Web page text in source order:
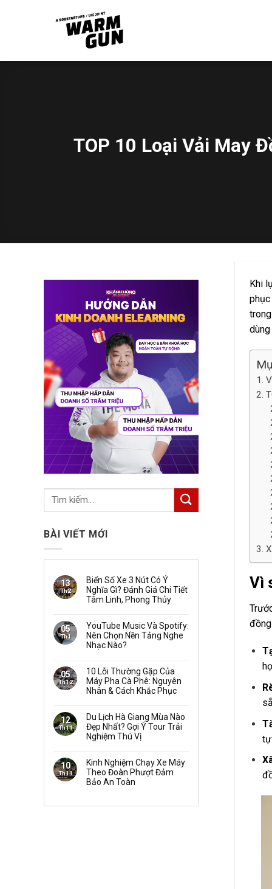
TOP 10 Loại Vải May
BÀI VIẾT MỚI
13
Th2
Biển Số Xe 3 Nút Có Ý
Nghĩa Gì? Đánh Giá Chi Tiết
Tâm Linh, Phong Thủy
05
Th1
YouTube Music Và Spotify:
Nên Chọn Nền Tảng Nghe
Nhạc Nào?
05
Th12
10 Lỗi Thường Gặp Của
Máy Pha Cà Phê: Nguyên
Nhân & Cách Khắc Phục
12
Th11
Du Lịch Hà Giang Mùa Nào
Đẹp Nhất? Gợi Ý Tour Trải
Nghiệm Thú Vị
10
Th11
Kinh Nghiệm Chạy Xe Máy
Theo Đoàn Phượt Đảm
Bảo An Toàn
Khi
Vì
tự